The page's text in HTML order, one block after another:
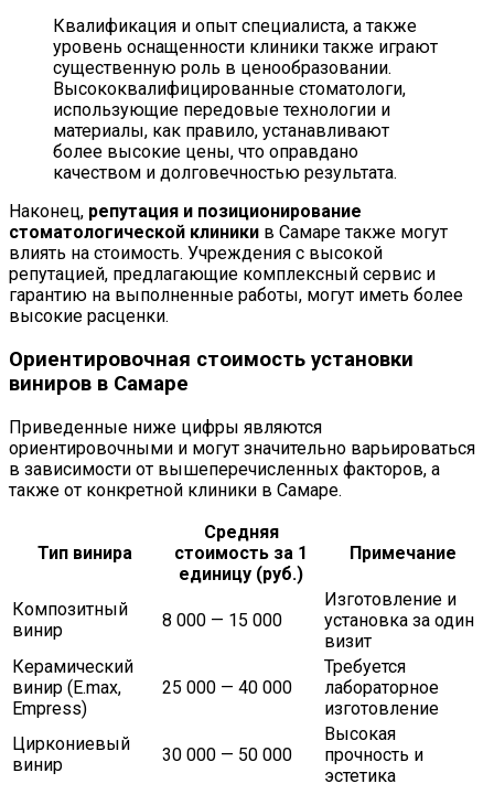
Квалификация и опыт специалиста, а также
уровень оснащенности клиники также играют
существенную роль в ценообразовании.
Высококвалифицированные стоматологи,
использующие передовые технологии и
материалы, как правило, устанавливают
более высокие цены, что оправдано
качеством и долговечностью результата.
Наконец, репутация и позиционирование
стоматологической клиники в Самаре также могут
влиять на стоимость. Учреждения с высокой
репутацией, предлагающие комплексный сервис и
гарантию на выполненные работы, могут иметь более
высокие расценки.
Ориентировочная стоимость установки
виниров в Самаре
Приведенные ниже цифры являются
ориентировочными и могут значительно варьироваться
в зависимости от вышеперечисленных факторов, а
также от конкретной клиники в Самаре.
Тип винира
Средняя
стоимость за 1
единицу (руб.)
Примечание
Композитный
винир
8 000 — 15 000
Изготовление и
установка за один
визит
Керамический
винир (E.max,
Empress)
25 000 — 40 000
Требуется
лабораторное
изготовление
Циркониевый
винир
30 000 — 50 000
Высокая
прочность и
эстетика